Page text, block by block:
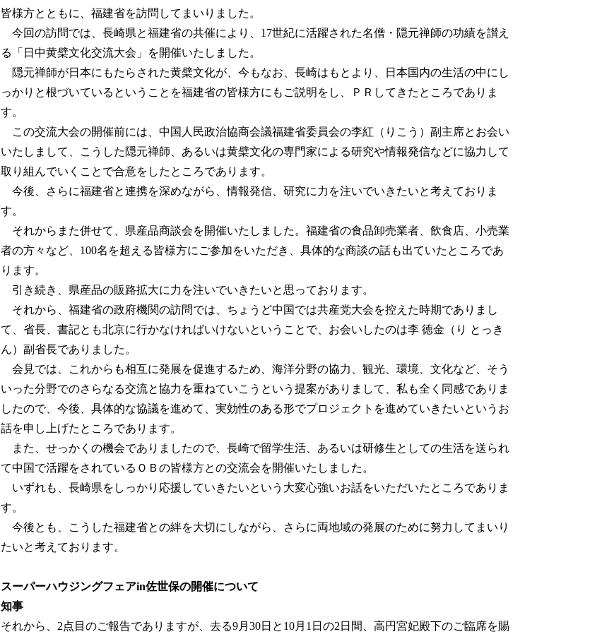
皆様方とともに、福建省を訪問してまいりました。
今回の訪問では、長崎県と福建省の共催により、17世紀に活躍された名僧・隠元禅師の功績を讃え
る「日中黄檗文化交流大会」を開催いたしました。
隠元禅師が日本にもたらされた黄檗文化が、今もなお、長崎はもとより、日本国内の生活の中にし
っかりと根づいているということを福建省の皆様方にもご説明をし、ＰＲしてきたところでありま
す。
この交流大会の開催前には、中国人民政治協商会議福建省委員会の李紅（りこう）副主席とお会い
いたしまして、こうした隠元禅師、あるいは黄檗文化の専門家による研究や情報発信などに協力して
取り組んでいくことで合意をしたところであります。
今後、さらに福建省と連携を深めながら、情報発信、研究に力を注いでいきたいと考えておりま
す。
それからまた併せて、県産品商談会を開催いたしました。福建省の食品卸売業者、飲食店、小売業
者の方々など、100名を超える皆様方にご参加をいただき、具体的な商談の話も出ていたところであ
ります。
引き続き、県産品の販路拡大に力を注いでいきたいと思っております。
それから、福建省の政府機関の訪問では、ちょうど中国では共産党大会を控えた時期でありまし
て、省長、書記とも北京に行かなければいけないということで、お会いしたのは李 徳金（り とっき
ん）副省長でありました。
会見では、これからも相互に発展を促進するため、海洋分野の協力、観光、環境、文化など、そう
いった分野でのさらなる交流と協力を重ねていこうという提案がありまして、私も全く同感でありま
したので、今後、具体的な協議を進めて、実効性のある形でプロジェクトを進めていきたいというお
話を申し上げたところであります。
また、せっかくの機会でありましたので、長崎で留学生活、あるいは研修生としての生活を送られ
て中国で活躍をされているＯＢの皆様方との交流会を開催いたしました。
いずれも、長崎県をしっかり応援していきたいという大変心強いお話をいただいたところでありま
す。
今後とも、こうした福建省との絆を大切にしながら、さらに両地域の発展のために努力してまいり
たいと考えております。
スーパーハウジングフェアin佐世保の開催について
知事
それから、2点目のご報告でありますが、去る9月30日と10月1日の2日間、高円宮妃殿下のご臨席を賜